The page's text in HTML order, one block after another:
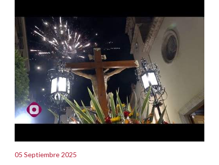
05 Septiembre 2025